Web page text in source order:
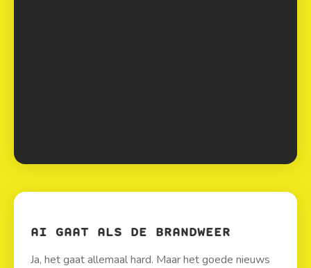
AI GAAT ALS DE BRANDWEER
Ja, het gaat allemaal hard. Maar het goede nieuws